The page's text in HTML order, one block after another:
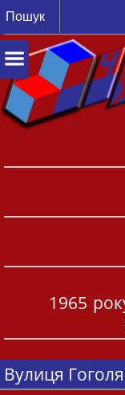
1965
Вулиця Гоголя